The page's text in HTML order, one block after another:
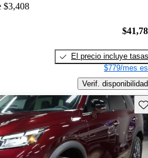
$3,408
El precio incluye tasas
$779/mes
Verif. disponibilidad